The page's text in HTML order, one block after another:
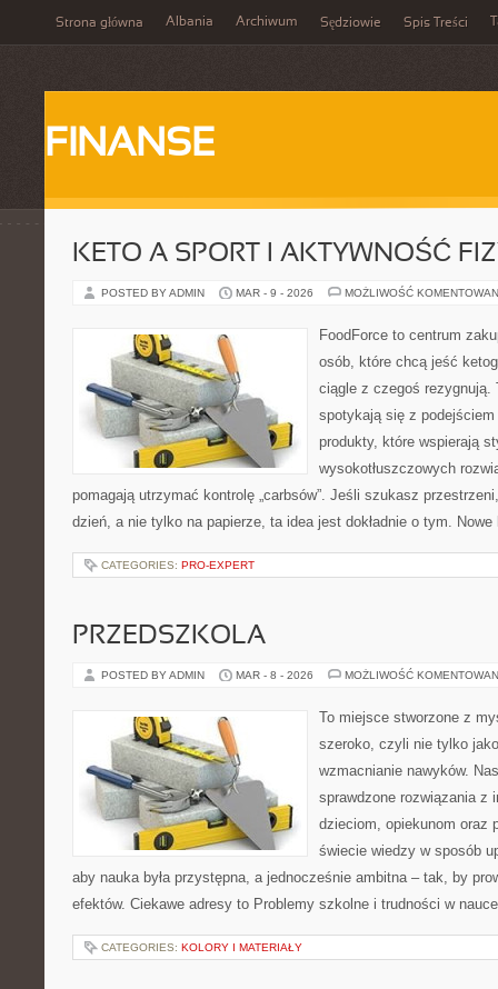
Strona główna Albania Archiwum Sędziowie Spis Treści
FINANSE
KETO A SPORT I AKTYWNOŚĆ
POSTED BY ADMIN MAR - 9 - 2026 MOŻLIWOŚĆ
FoodForce to centrum
osób, które chcą jeść
ciągle z czegoś
spotykają się z
produkty, które wspierają
wysokotłuszczowych
pomagają utrzymać kontrolę „carbsów”. Jeśli szukasz
dzień, a nie tylko na papierze, ta idea jest dokładnie o tym.
CATEGORIES: PRO-EXPERT
PRZEDSZKOLA
POSTED BY ADMIN MAR - 8 - 2026 MOŻLIWOŚĆ
To miejsce stworzone z
szeroko, czyli nie tylko
wzmacnianie nawyków.
sprawdzone rozwiązania z
dzieciom, opiekunom oraz
świecie wiedzy w sposób
aby nauka była przystępna, a jednocześnie ambitna – tak, by
efektów. Ciekawe adresy to Problemy szkolne i trudności w
CATEGORIES: KOLORY I MATERIAŁY